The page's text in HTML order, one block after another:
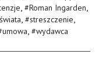
, #Roman Ingarden,
, #streszczenie,
umowa, #wydawca